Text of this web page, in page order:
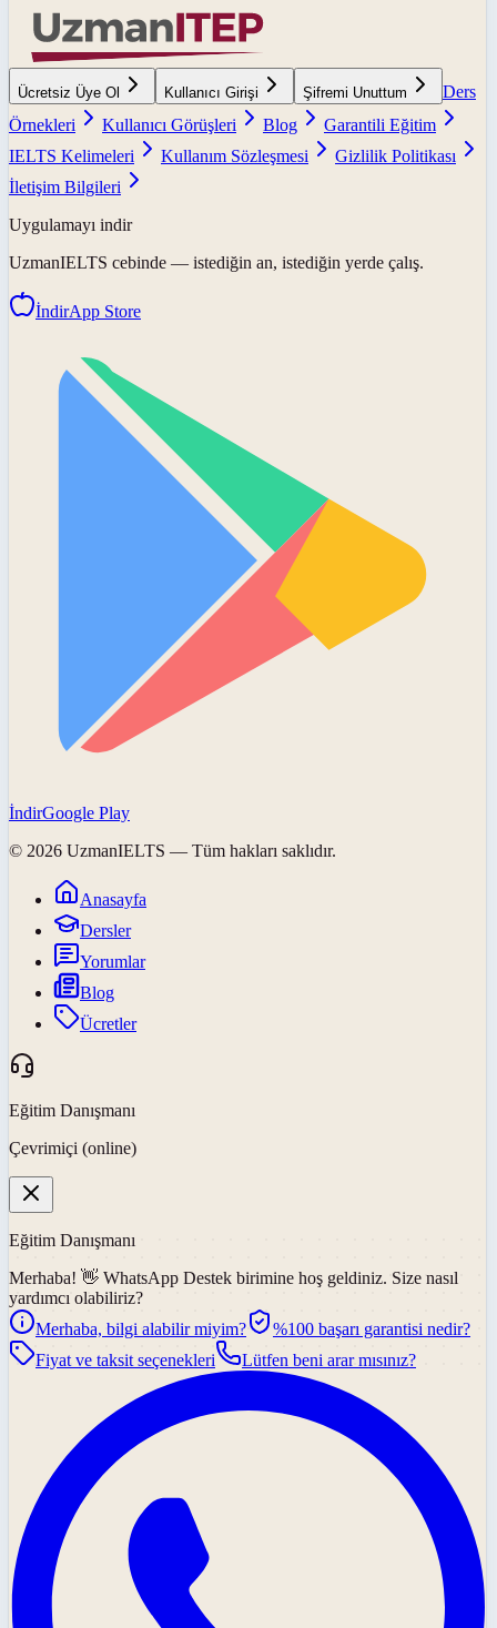
Ücretsiz Üye Ol Kullanıcı Girişi Şifremi Unuttum
Ders
Örnekleri
Kullanıcı Görüşleri Blog
Garantili Eğitim
IELTS Kelimeleri
Kullanım Sözleşmesi
Gizlilik Politikası
İletişim Bilgileri
Uygulamayı indir
UzmanIELTS cebinde — istediğin an, istediğin yerde çalış.
İndirApp Store
İndirGoogle Play
© 2026 UzmanIELTS — Tüm hakları saklıdır.
Anasayfa
Dersler
Yorumlar
Blog
Ücretler
Eğitim Danışmanı
Çevrimiçi (online)
Eğitim Danışmanı
Merhaba! 👋 WhatsApp Destek birimine hoş geldiniz. Size nasıl
yardımcı olabiliriz?
Merhaba, bilgi alabilir miyim?
%100 başarı garantisi nedir?
Fiyat ve taksit seçenekleri
Lütfen beni arar mısınız?